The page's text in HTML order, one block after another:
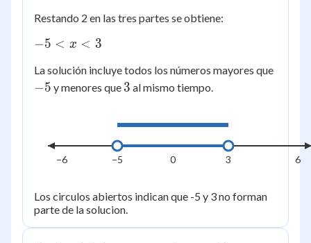
x
<
5
Restando 2 en las tres partes se obtiene:
-5
x
<
−5 < x < 3
La solución incluye todos los números mayores que
−5 y menores que 3
3 al mismo tiempo.
−6 −5 0 3 6
Los circulos abiertos indican que -5 y 3 no forman
parte de la solucion.